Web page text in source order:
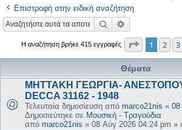
Επιστροφή στην ειδική αναζήτηση
Αναζήτηση
Η αναζήτηση βρήκε 415 εγγραφές Σελίδα
1 2 3
Θέματα
ΜΗΤΤΑΚΗ ΓΕΩΡΓΙΑ-
DECCA 31162 - 1948
Τελευταία δημοσίευση από marco21nis « 08
Δημοσιεύτηκε σε Μουσική - Τραγούδια
από marco21nis » 08 Αύγ 2026 04:24 pm »